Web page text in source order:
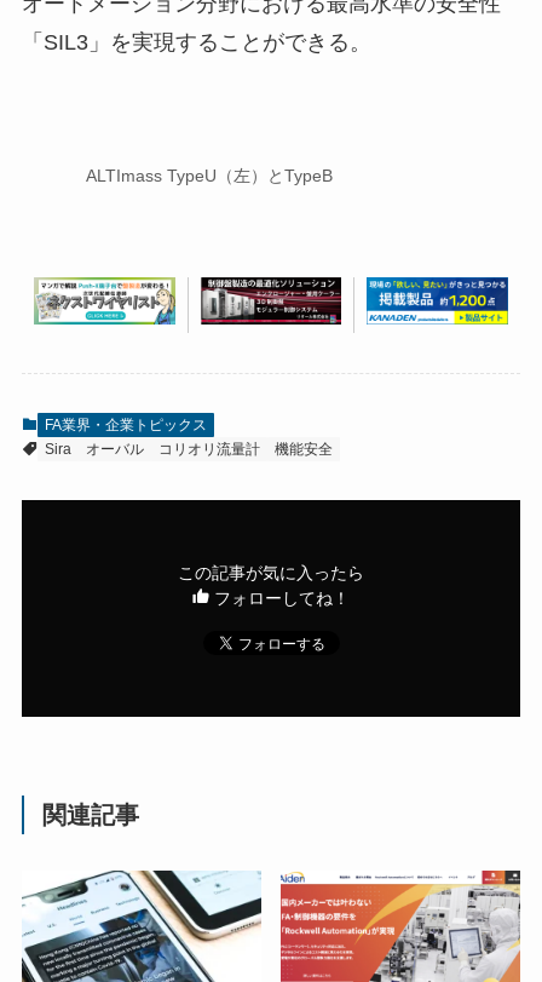
「SIL3」を実現することができる。
ALTImass TypeU（左）とTypeB
FA業界・企業トピックス
Sira
オーバル コリオリ流量計 機能安全
この記事が気に入ったら
フォローしてね！
関連記事